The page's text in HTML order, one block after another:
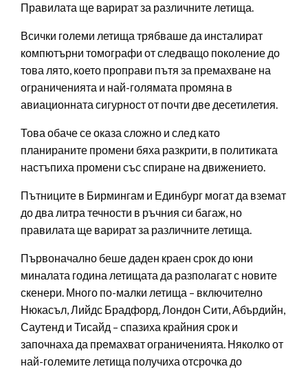
Правилата ще варират за различните летища.
Всички големи летища трябваше да инсталират
компютърни томографи от следващо поколение до
това лято, което проправи пътя за премахване на
ограниченията и най-голямата промяна в
авиационната сигурност от почти две десетилетия.
Това обаче се оказа сложно и след като
планираните промени бяха разкрити, в политиката
настъпиха промени със спиране на движението.
Пътниците в Бирмингам и Единбург могат да вземат
до два литра течности в ръчния си багаж, но
правилата ще варират за различните летища.
Първоначално беше даден краен срок до юни
миналата година летищата да разполагат с новите
скенери. Много по-малки летища – включително
Нюкасъл, Лийдс Брадфорд, Лондон Сити, Абърдийн,
Саутенд и Тисайд – спазиха крайния срок и
започнаха да премахват ограниченията. Няколко от
най-големите летища получиха отсрочка до